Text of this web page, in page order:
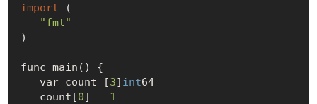
import (
"fmt"
)
func main() {
   var count [
3] int64
   count[
0] = 1